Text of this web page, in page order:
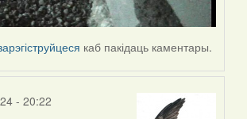
каб пакідаць каментары.
- 20:22